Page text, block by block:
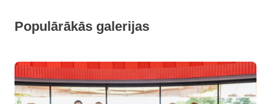
Populārākās galerijas